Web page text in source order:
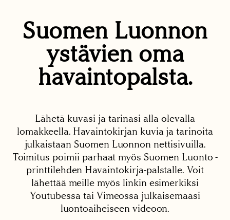
Suomen Luonnon
ystävien oma
havaintopalsta.
Lähetä kuvasi ja tarinasi alla olevalla
lomakkeella. Havaintokirjan kuvia ja tarinoita
julkaistaan Suomen Luonnon nettisivuilla.
Toimitus poimii parhaat myös Suomen Luonto -
printtilehden Havaintokirja-palstalle. Voit
lähettää meille myös linkin esimerkiksi
Youtubessa tai Vimeossa julkaisemaasi
luontoaiheiseen videoon.